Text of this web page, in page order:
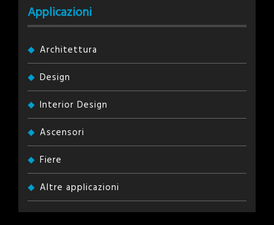
Applicazioni
Architettura
Design
Interior Design
Ascensori
Fiere
Altre applicazioni